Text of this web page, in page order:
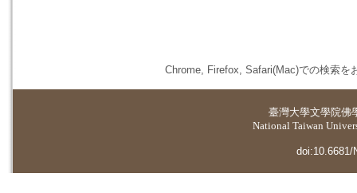
Chrome, Firefox, Safari(Mac)での検索を
臺灣大學文學院佛
National Taiwan
doi:10.6681/